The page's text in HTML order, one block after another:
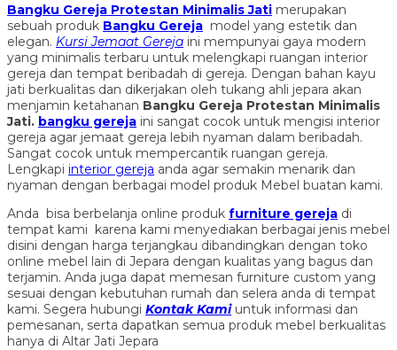
Bangku Gereja Protestan Minimalis Jati merupakan
sebuah produk Bangku Gereja model yang estetik dan
elegan. Kursi Jemaat Gereja ini mempunyai gaya modern
yang minimalis terbaru untuk melengkapi ruangan interior
gereja dan tempat beribadah di gereja. Dengan bahan kayu
jati berkualitas dan dikerjakan oleh tukang ahli jepara akan
menjamin ketahanan Bangku Gereja Protestan Minimalis
Jati. bangku gereja ini sangat cocok untuk mengisi interior
gereja agar jemaat gereja lebih nyaman dalam beribadah.
Sangat cocok untuk mempercantik ruangan gereja.
Lengkapi interior gereja anda agar semakin menarik dan
nyaman dengan berbagai model produk Mebel buatan kami.
Anda bisa berbelanja online produk furniture gereja di
tempat kami karena kami menyediakan berbagai jenis mebel
disini dengan harga terjangkau dibandingkan dengan toko
online mebel lain di Jepara dengan kualitas yang bagus dan
terjamin. Anda juga dapat memesan furniture custom yang
sesuai dengan kebutuhan rumah dan selera anda di tempat
kami. Segera hubungi Kontak Kamiuntuk informasi dan
pemesanan, serta dapatkan semua produk mebel berkualitas
hanya di Altar Jati Jepara